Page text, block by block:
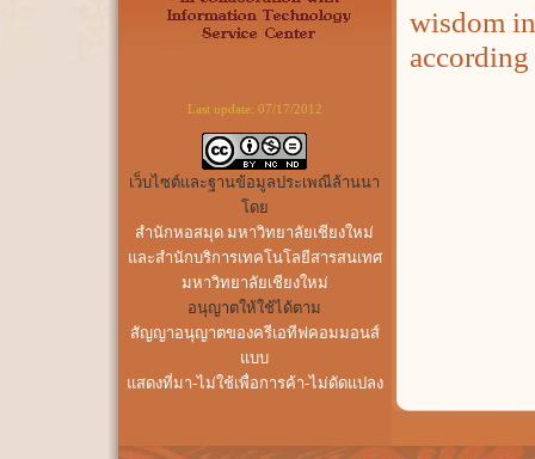
Last update: 07/17/2012
เว็บไซต์และฐานข้อมูลประเพณีล้านนา
โดย
สำนักหอสมุด มหาวิทยาลัยเชียงใหม่
และสำนักบริการเทคโนโลยีสารสนเทศ
มหาวิทยาลัยเชียงใหม่
อนุญาตให้ใช้ได้ตาม
สัญญาอนุญาตของครีเอทีฟคอมมอนส์
แบบ
แสดงที่มา-ไม่ใช้เพื่อการค้า-ไม่ดัดแปลง
wisdom